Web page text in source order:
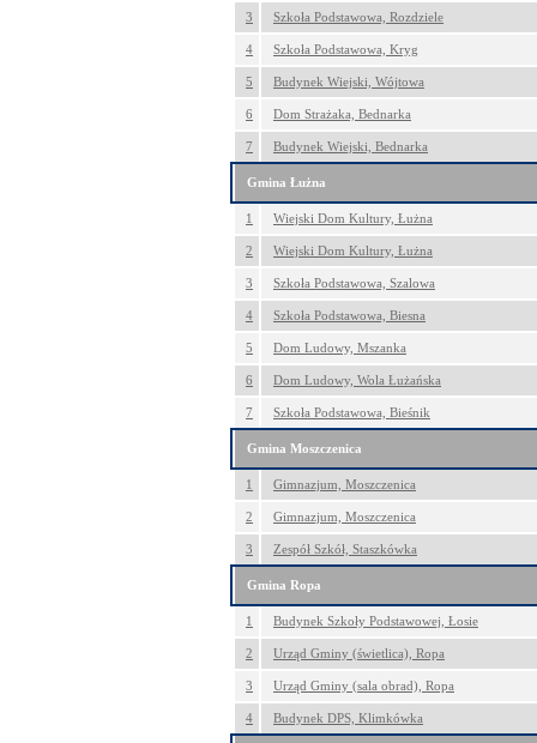
3 Szkoła Podstawowa, Rozdziele
4 Szkoła Podstawowa, Kryg
5 Budynek Wiejski, Wójtowa
6 Dom Strażaka, Bednarka
7 Budynek Wiejski, Bednarka
Gmina Łużna
1 Wiejski Dom Kultury, Łużna
2 Wiejski Dom Kultury, Łużna
3 Szkoła Podstawowa, Szalowa
4 Szkoła Podstawowa, Biesna
5 Dom Ludowy, Mszanka
6 Dom Ludowy, Wola Łużańska
7 Szkoła Podstawowa, Bieśnik
Gmina Moszczenica
1 Gimnazjum, Moszczenica
2 Gimnazjum, Moszczenica
3 Zespół Szkół, Staszkówka
Gmina Ropa
1 Budynek Szkoły Podstawowej, Łosie
2 Urząd Gminy (świetlica), Ropa
3 Urząd Gminy (sala obrad), Ropa
4 Budynek DPS, Klimkówka